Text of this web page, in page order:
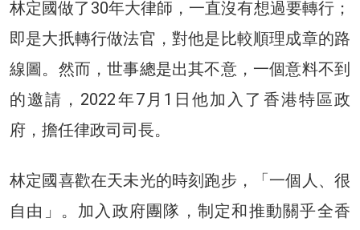
林定國做了30年大律師，一直沒有想過要轉行；
即是大扺轉行做法官，對他是比較順理成章的路
線圖。然而，世事總是出其不意，一個意料不到
的邀請，2022年7月1日他加入了香港特區政
府，擔任律政司司長。
林定國喜歡在天未光的時刻跑步，「一個人、很
自由」。加入政府團隊，制定和推動關乎全香